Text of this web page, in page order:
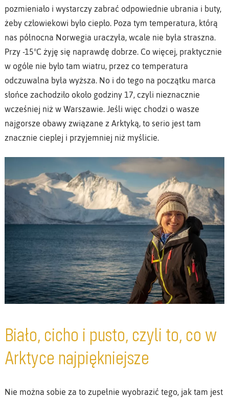
pozmieniało i wystarczy zabrać odpowiednie ubrania i buty,
żeby człowiekowi było ciepło. Poza tym temperatura, którą
nas północna Norwegia uraczyła, wcale nie była straszna.
Przy -15ºC żyję się naprawdę dobrze. Co więcej, praktycznie
w ogóle nie było tam wiatru, przez co temperatura
odczuwalna była wyższa. No i do tego na początku marca
słońce zachodziło około godziny 17, czyli nieznacznie
wcześniej niż w Warszawie. Jeśli więc chodzi o wasze
najgorsze obawy związane z Arktyką, to serio jest tam
znacznie cieplej i przyjemniej niż myślicie.
Biało, cicho i pusto, czyli to, co w
Arktyce najpiękniejsze
Nie można sobie za to zupełnie wyobrazić tego, jak tam jest